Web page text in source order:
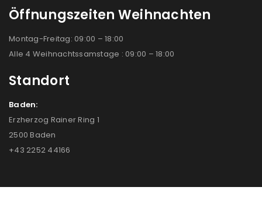
Öffnungszeiten Weihnachten
Montag-Freitag: 09:00 – 18:00
Alle 4 Weihnachtssamstage : 09:00 – 18:00
Standort
Baden:
Erzherzog Rainer Ring 1
2500 Baden
+43 2252 44166